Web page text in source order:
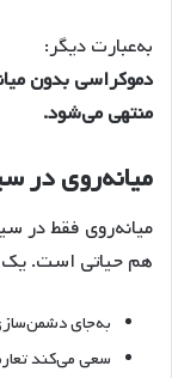
به‌عبارت دیگر:
دموکراسی بدون
منتهی می‌شود.
میانه‌روی در
میانه‌روی فقط در
هم حیاتی است. یک
به‌جای
سعی می‌کند